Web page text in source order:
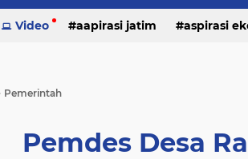
Video aapirasi jatim aspirasi
hukum & kriminal
Pemerintah
Pemdes Desa